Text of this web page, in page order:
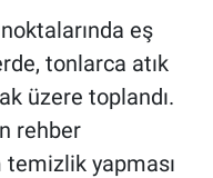
eş
tonlarca atık
üzere toplandı.
rehber
yapması